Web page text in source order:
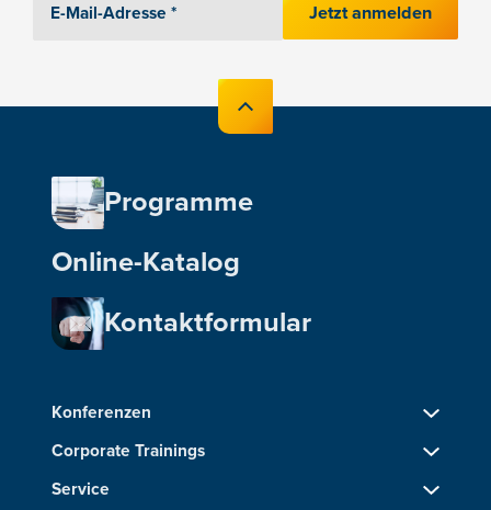
Jetzt anmelden
Programme
Online-Katalog
Kontaktformular
Konferenzen
Corporate Trainings
Service